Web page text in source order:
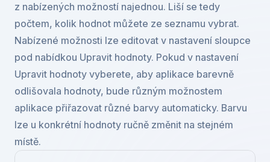
z nabízených možností najednou. Liší se tedy
počtem, kolik hodnot můžete ze seznamu vybrat.
Nabízené možnosti lze editovat v nastavení sloupce
pod nabídkou Upravit hodnoty. Pokud v nastavení
Upravit hodnoty vyberete, aby aplikace barevně
odlišovala hodnoty, bude různým možnostem
aplikace přiřazovat různé barvy automaticky. Barvu
lze u konkrétní hodnoty ručně změnit na stejném
místě.